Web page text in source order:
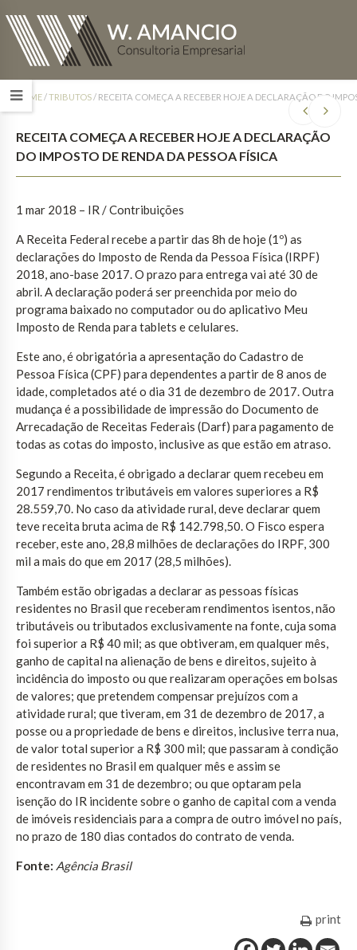
HOME/TRIBUTOS/ RECEITA COMEÇA A RECEBER HOJE A DECLARAÇÃO DO
RECEITA COMEÇA A RECEBER HOJE A DECLARAÇÃO
DO IMPOSTO DE RENDA DA PESSOA FÍSICA
1 mar 2018 – IR / Contribuições
A Receita Federal recebe a partir das 8h de hoje (1º) as
declarações do Imposto de Renda da Pessoa Física (IRPF)
2018, ano-base 2017. O prazo para entrega vai até 30 de
abril. A declaração poderá ser preenchida por meio do
programa baixado no computador ou do aplicativo Meu
Imposto de Renda para tablets e celulares.
Este ano, é obrigatória a apresentação do Cadastro de
Pessoa Física (CPF) para dependentes a partir de 8 anos de
idade, completados até o dia 31 de dezembro de 2017. Outra
mudança é a possibilidade de impressão do Documento de
Arrecadação de Receitas Federais (Darf) para pagamento de
todas as cotas do imposto, inclusive as que estão em atraso.
Segundo a Receita, é obrigado a declarar quem recebeu em
2017 rendimentos tributáveis em valores superiores a R$
28.559,70. No caso da atividade rural, deve declarar quem
teve receita bruta acima de R$ 142.798,50. O Fisco espera
receber, este ano, 28,8 milhões de declarações do IRPF, 300
mil a mais do que em 2017 (28,5 milhões).
Também estão obrigadas a declarar as pessoas físicas
residentes no Brasil que receberam rendimentos isentos, não
tributáveis ou tributados exclusivamente na fonte, cuja soma
foi superior a R$ 40 mil; as que obtiveram, em qualquer mês,
ganho de capital na alienação de bens e direitos, sujeito à
incidência do imposto ou que realizaram operações em bolsas
de valores; que pretendem compensar prejuízos com a
atividade rural; que tiveram, em 31 de dezembro de 2017, a
posse ou a propriedade de bens e direitos, inclusive terra nua,
de valor total superior a R$ 300 mil; que passaram à condição
de residentes no Brasil em qualquer mês e assim se
encontravam em 31 de dezembro; ou que optaram pela
isenção do IR incidente sobre o ganho de capital com a venda
de imóveis residenciais para a compra de outro imóvel no país,
no prazo de 180 dias contados do contrato de venda.
Fonte: Agência Brasil
print